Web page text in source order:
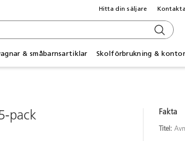
& småbarnsartiklar Skolförbrukning &
Hitta din säljare
pack Fakta
Titel: